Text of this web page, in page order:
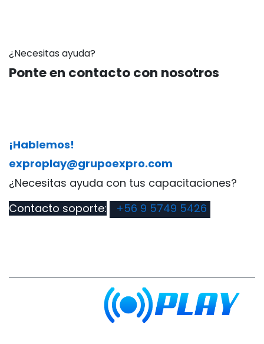
¿Necesitas ayuda?
Ponte en contacto con nosotros
¡Hablemos!
exproplay@grupoexpro.com
​¿Necesitas ayuda con tus capacitaciones?
Contacto soporte:
+56 9 5749 5426